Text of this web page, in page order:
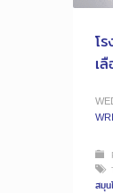
โ
เ
สมุน